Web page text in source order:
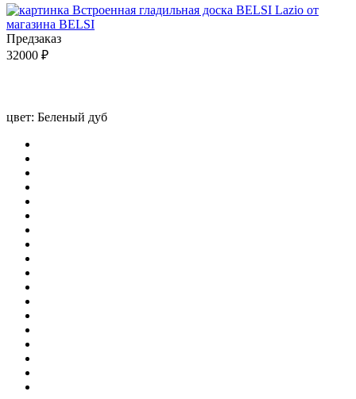
Предзаказ
32000 ₽
цвет: Беленый дуб